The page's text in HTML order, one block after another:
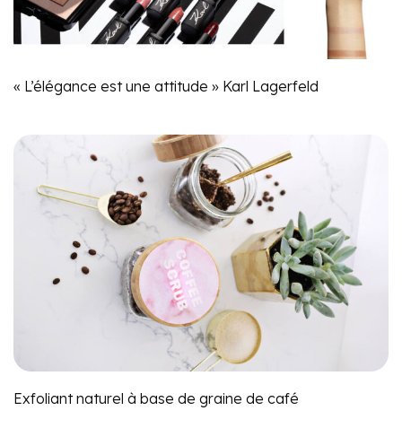
« L’élégance est une attitude » Karl Lagerfeld
Exfoliant naturel à base de graine de café